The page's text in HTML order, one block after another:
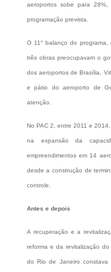
aeroportos sobe para
programação prevista.
O 11° balanço do
três obras preocupavam o
dos aeroportos de Brasília,
e pátio do aeroporto de
atenção.
No PAC 2, entre 2011 e
na expansão da
empreendimentos em 14
desde a construção de
controle.
Antes e depois
A recuperação e a
reforma e da revitalização
do Rio de Janeiro constava